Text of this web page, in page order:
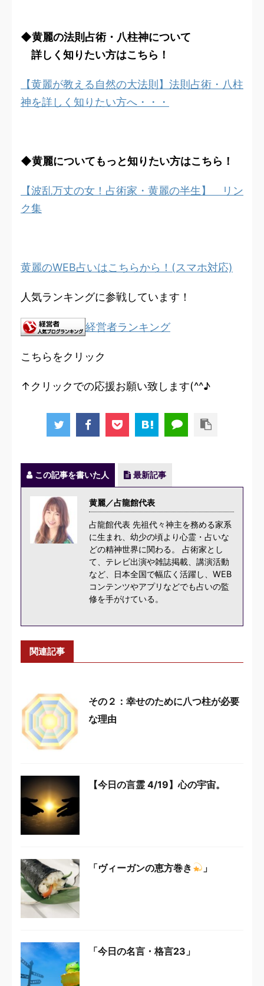
◆黄麗の法則占術・八柱神について
詳しく知りたい方はこちら！
【黄麗が教える自然の大法則】法則占術・八柱
神を詳しく知りたい方へ・・・
◆黄麗についてもっと知りたい方はこちら！
【波乱万丈の女！占術家・黄麗の半生】 リン
ク集
黄麗のWEB占いはこちらから！(スマホ対応)
人気ランキングに参戦しています！
経営者ランキング
こちらをクリック
↑クリックでの応援お願い致します(^^♪
この記事を書いた人 最新記事
黄麗／占龍館代表
占龍館代表 先祖代々神主を務める家系
に生まれ、幼少の頃より心霊・占いな
どの精神世界に関わる。 占術家とし
て、テレビ出演や雑誌掲載、講演活動
など、日本全国で幅広く活躍し、WEB
コンテンツやアプリなどでも占いの監
修を手がけている。
関連記事
その２：幸せのために八つ柱が必要
な理由
【今日の言霊 4/19】心の宇宙。
「ヴィーガンの恵方巻き 」
「今日の名言・格言23」